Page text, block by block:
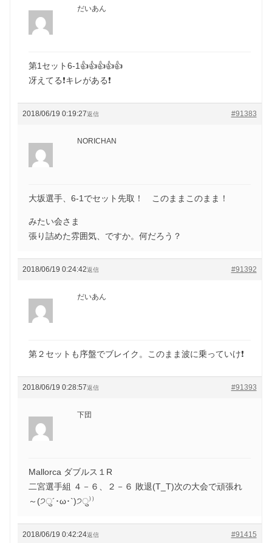
だいあん
第1セット6-1👍👍👍👍👍
冴えてる❗キレがある❗
2018/06/19 0:19:27 #91383
返信
NORICHAN
大坂選手、6-1でセット先取！ このままこのまま！
みたい会さま
張り詰めた雰囲気、ですか。何だろう？
2018/06/19 0:24:42 #91392
返信
だいあん
第２セットも序盤でブレイク。このまま波に乗っていけ❗
2018/06/19 0:28:57 #91393
返信
下団
Mallorca ダブルス１R
二宮選手組 ４－６、２－６ 敗退(T_T)次の大会で頑張れ
～(੭ु´･ω･`)੭ु⁾⁾
2018/06/19 0:42:24 #91415
返信